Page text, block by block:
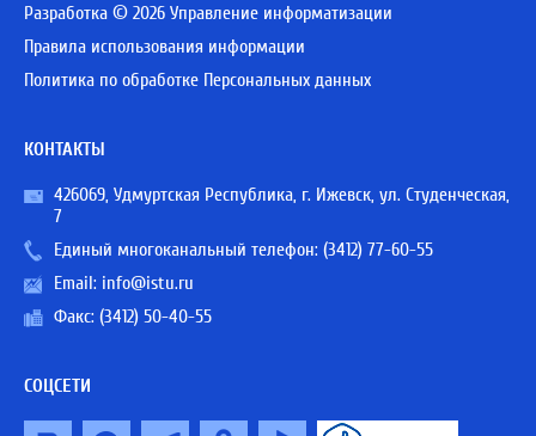
Разработка © 2026 Управление информатизации
Правила использования информации
Политика по обработке Персональных данных
КОНТАКТЫ
426069, Удмуртская Республика, г. Ижевск, ул. Студенческая,
7
Единый многоканальный телефон: (3412) 77-60-55
Email: info@istu.ru
Факс: (3412) 50-40-55
СОЦСЕТИ